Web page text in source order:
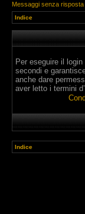
Messaggi senza risposta
Indice
Per eseguire il
secondi e
anche dare
aver letto i termini
Indice